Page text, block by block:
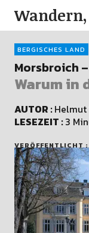
BERGISCHES LAND
Morsbroich
Warum in
AUTOR :
LESEZEIT :3
VERÖFFENTLICHT :